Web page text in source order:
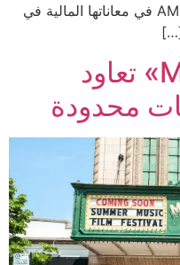
IMAX في الوقت الذي تستمر فيه AMC في معاناتها المالية في
سينما «Music Box» تعاود
محدودة